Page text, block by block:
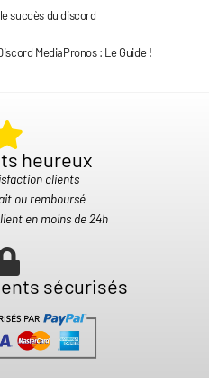
succès du discord
MediaPronos : Le Guide !
heureux​
clients
ou remboursé
en moins de 24h
sécurisés